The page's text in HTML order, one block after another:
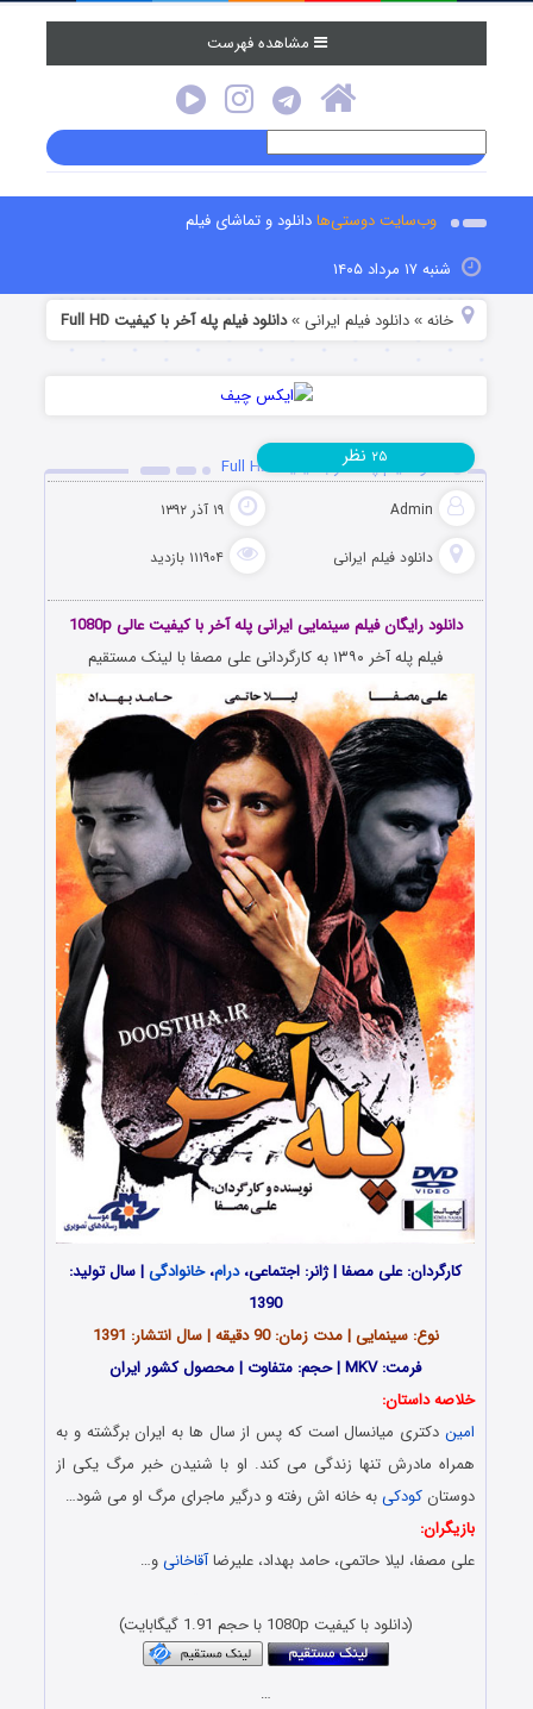
مشاهده فهرست
وب‌سایت دوستی‌هادانلود و تماشای فیلم
شنبه ۱۷ مرداد ۱۴۰۵
خانه »دانلود فیلم‌ ایرانی »دانلود فیلم پله آخر با کیفیت Full HD
دانلود فیلم پله آخر با کیفیت Full HD
Admin ۱۹ آذر ۱۳۹۲
دانلود فیلم‌ ایرانی ۱۱۱۹۰۴ بازدید
۲۵ نظر
دانلود رایگان فیلم سینمایی ایرانی پله آخر با کیفیت عالی 1080p
فیلم پله آخر ۱۳۹۰به کارگردانی علی مصفا با لینک مستقیم
کارگردان: علی مصفا | ژانر: اجتماعی،درام،خانوادگی| سال تولید:
1390
نوع: سینمایی | مدت زمان: 90 دقیقه | سال انتشار: 1391
فرمت: MKV | حجم: متفاوت | محصول کشور ایران
خلاصه داستان:
امین دکتری میانسال است که پس از سال ها به ایران برگشته و به
همراه مادرش تنها زندگی می کند. او با شنیدن خبر مرگ یکی از
دوستانکودکیبه خانه اش رفته و درگیر ماجرای مرگ او می شود…
بازیگران:
علی مصفا، لیلا حاتمی، حامد بهداد، علیرضاآقاخانیو…
(دانلود با کیفیت 1080p با حجم 1.91 گیگابایت)
…